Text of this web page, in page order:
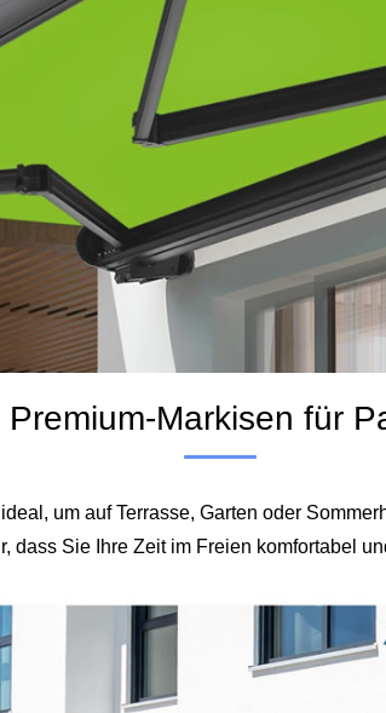
Premium-Markisen für
um auf Terrasse, Garten oder
dass Sie Ihre Zeit im Freien komfortabel